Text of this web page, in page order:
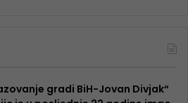
gradi BiH-Jovan Divjak“